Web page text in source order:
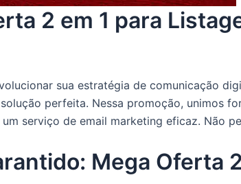
2 em 1 para
sua estratégia de comunicação
perfeita. Nessa promoção, unimos
serviço de email marketing eficaz. Não
Mega Oferta